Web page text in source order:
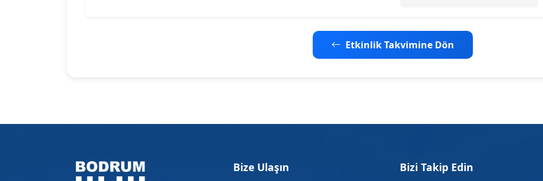
Etkinlik Takvimine Dön
Bize Ulaşın Bizi Takip Edin